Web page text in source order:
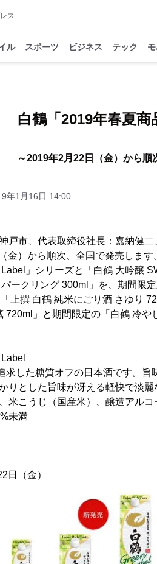
ス
ル スポーツ ビジネス テック
白鶴「2019年春夏商
～2019年2月22日（金）から順
年1月16日 14:00
戸市、代表取締役社長：嘉納健
金）から順次、全国で発売しま
」シリーズと「白鶴 大吟醸
ークリング 300ml」を、期間限
上撰 白鶴 純米にごり酒 さゆり
720ml」と期間限定の「白鶴 冷や
した糖質オフの日本酒です。旨
りとした旨味が冴える軽快で淡麗
こうじ（国産米）、醸造アルコ
未満
（金）